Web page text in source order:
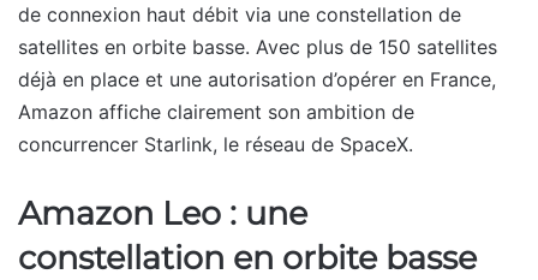
de connexion haut débit via une constellation de
satellites en orbite basse. Avec plus de 150 satellites
déjà en place et une autorisation d’opérer en France,
Amazon affiche clairement son ambition de
concurrencer Starlink, le réseau de SpaceX.
Amazon Leo : une
constellation en orbite basse